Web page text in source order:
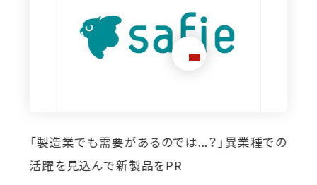
想定外のニーズ発掘に寄与。イプロス掲載によ
り自社製品の活躍の場が広がっています